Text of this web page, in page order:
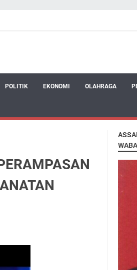
POLITIK EKONOMI OLAHRAGA